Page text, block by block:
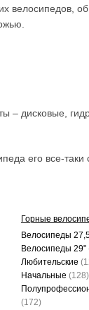
велосипедов,
– дисковые,
его все-таки
Горные
Велосипеды
Велосипеды 29"
Любительские
Начальные (128)
(172)